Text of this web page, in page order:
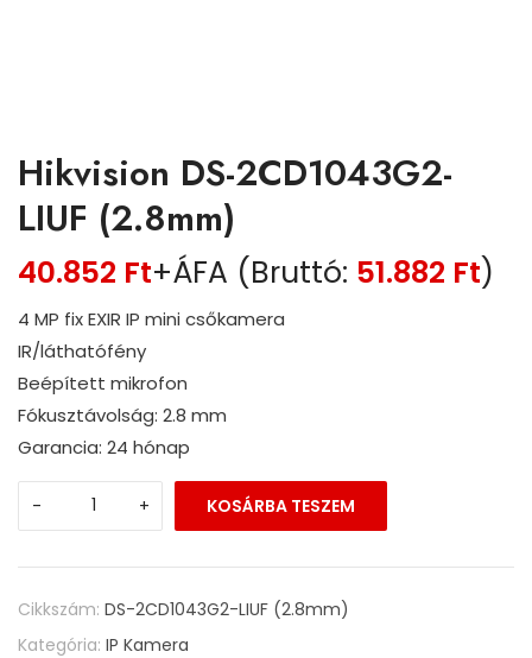
Hikvision DS-2CD1043G2-
LIUF (2.8mm)
40.852 Ft+ÁFA (Bruttó: 51.882 Ft)
4 MP fix EXIR IP mini csőkamera
IR/láthatófény
Beépített mikrofon
Fókusztávolság: 2.8 mm
Garancia: 24 hónap
- + KOSÁRBA TESZEM
Cikkszám: DS-2CD1043G2-LIUF (2.8mm)
Kategória: IP Kamera